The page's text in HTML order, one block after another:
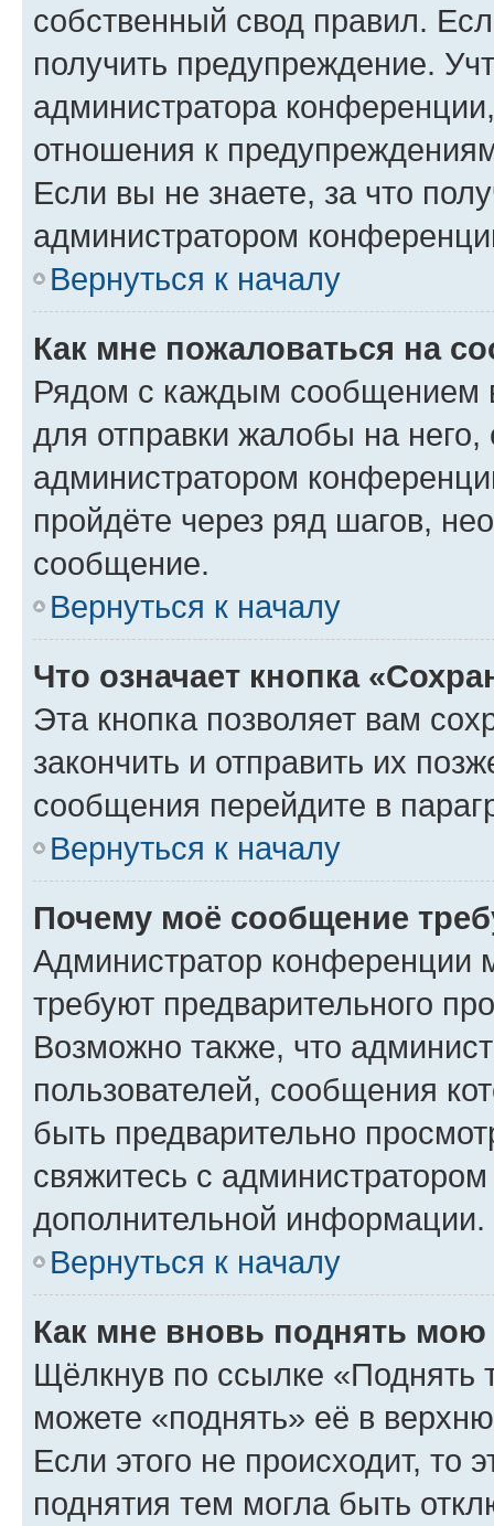
собственный свод правил.
получить предупреждение.
администратора
отношения к
Если вы не знаете, за что
администратором
Вернуться к началу
Как мне пожаловаться на
Рядом с каждым сообщением
для отправки жалобы на
администратором
пройдёте через ряд шагов,
сообщение.
Вернуться к началу
Что означает кнопка
Эта кнопка позволяет вам
закончить и отправить их
сообщения перейдите в
Вернуться к началу
Почему моё сообщение
Администратор конференции
требуют предварительного
Возможно также, что
пользователей, сообщения
быть предварительно
свяжитесь с
дополнительной информации.
Вернуться к началу
Как мне вновь поднять мою
Щёлкнув по ссылке «Поднять
можете «поднять» её в
Если этого не происходит, то
поднятия тем могла быть